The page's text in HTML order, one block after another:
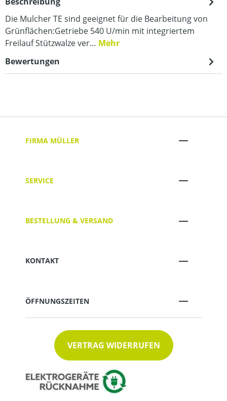
Die Mulcher TE sind geeignet für die Bearbeitung von
Grünflächen:Getriebe 540 U/min mit integriertem
Freilauf Stützwalze ver… Mehr
Bewertungen
FIRMA MÜLLER
SERVICE
BESTELLUNG & VERSAND
KONTAKT
ÖFFNUNGSZEITEN
VERTRAG WIDERRUFEN